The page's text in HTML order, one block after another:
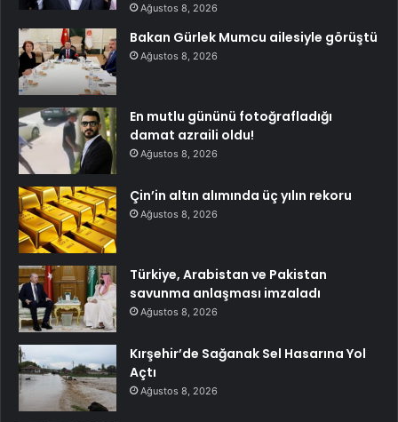
Ağustos 8, 2026
Bakan Gürlek Mumcu ailesiyle görüştü
Ağustos 8, 2026
En mutlu gününü fotoğrafladığı
damat azraili oldu!
Ağustos 8, 2026
Çin’in altın alımında üç yılın rekoru
Ağustos 8, 2026
Türkiye, Arabistan ve Pakistan
savunma anlaşması imzaladı
Ağustos 8, 2026
Kırşehir’de Sağanak Sel Hasarına Yol
Açtı
Ağustos 8, 2026